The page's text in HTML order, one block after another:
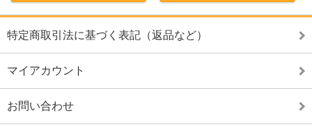
特定商取引法に基づく表記（返品など）
マイアカウント
お問い合わせ